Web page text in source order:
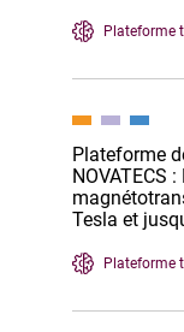
Plateforme
Plateforme
NOVATECS
Tesla et
Plateforme